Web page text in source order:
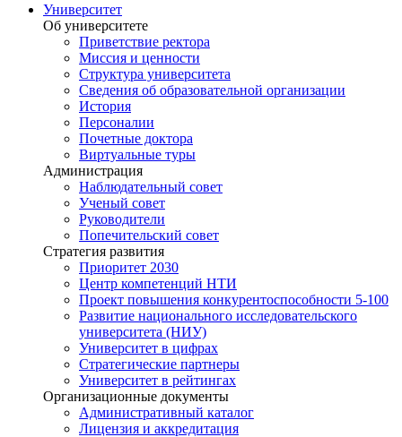
Университет
Об университете
Приветствие ректора
Миссия и ценности
Структура университета
Сведения об образовательной организации
История
Персоналии
Почетные доктора
Виртуальные туры
Администрация
Наблюдательный совет
Ученый совет
Руководители
Попечительский совет
Стратегия развития
Приоритет 2030
Центр компетенций НТИ
Проект повышения конкурентоспособности 5-100
Развитие национального исследовательского
университета (НИУ)
Университет в цифрах
Стратегические партнеры
Университет в рейтингах
Организационные документы
Административный каталог
Лицензия и аккредитация